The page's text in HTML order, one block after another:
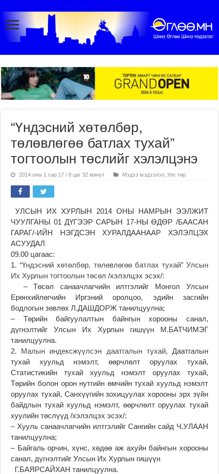
“Үндэсний хөтөлбөр,
төлөвлөгөө батлах тухай”
тогтоолын төслийг хэлэлцэнэ
2014 оны 1 сар 17 / 8 цаг 32 минут Мэдээ мэдээлэл ,Улс төр
УЛСЫН ИХ ХУРЛЫН 2014 ОНЫ НАМРЫН ЭЭЛЖИТ
ЧУУЛГАНЫ 01 ДҮГЭЭР САРЫН 17-НЫ ӨДӨР /БААСАН
ГАРАГ/-ИЙН НЭГДСЭН ХУРАЛДААНААР ХЭЛЭЛЦЭХ
АСУУДАЛ
09.00 цагаас:
1.“Үндэсний хөтөлбөр, төлөвлөгөө батлах тухай” Улсын
Их Хурлын тогтоолын төсөл /хэлэлцэх эсэх/:
– Төсөл санаачлагчийн илтгэлийг Монгол Улсын
Ерөнхийлөгчийн Иргэний оролцоо, эдийн засгийн
бодлогын зөвлөх Л.ДАШДОРЖ танилцуулна;
– Төрийн байгуулалтын байнгын хорооны санал,
дүгнэлтийг Улсын Их Хурлын гишүүн М.БАТЧИМЭГ
танилцуулна.
2. Малын индексжүүлсэн даатгалын тухай, Даатгалын
тухай хуульд нэмэлт, өөрчлөлт оруулах тухай,
Статистикийн тухай хуульд нэмэлт оруулах тухай,
Төрийн болон орон нутгийн өмчийн тухай хуульд нэмэлт
оруулах тухай, Санхүүгийн зохицуулах хорооны эрх зүйн
байдлын тухай хуульд нэмэлт, өөрчлөлт оруулах тухай
хуулийн төслүүд /хэлэлцэх эсэх/:
– Хууль санаачлагчийн илтгэлийг Сангийн сайд Ч.УЛААН
танилцуулна;
– Байгаль орчин, хүнс, хөдөө аж ахуйн байнгын хорооны
санал, дүгнэлтийг Улсын Их Хурлын гишүүн
Г.БАЯРСАЙХАН танилцуулна.